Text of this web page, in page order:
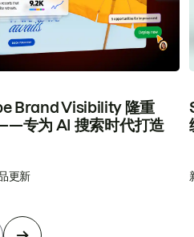
Brand Visibility 隆重
专为 AI 搜索时代打造
更新